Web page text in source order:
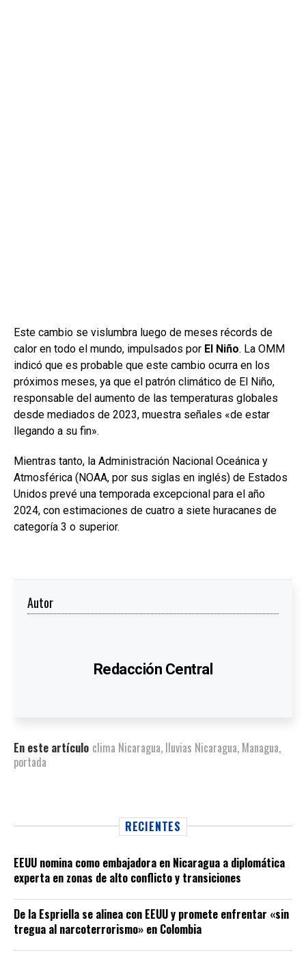
Este cambio se vislumbra luego de meses récords de
calor en todo el mundo, impulsados por El Niño. La OMM
indicó que es probable que este cambio ocurra en los
próximos meses, ya que el patrón climático de El Niño,
responsable del aumento de las temperaturas globales
desde mediados de 2023, muestra señales «de estar
llegando a su fin».
Mientras tanto, la Administración Nacional Oceánica y
Atmosférica (NOAA, por sus siglas en inglés) de Estados
Unidos prevé una temporada excepcional para el año
2024, con estimaciones de cuatro a siete huracanes de
categoría 3 o superior.
Autor
Redacción Central
En este artículo clima Nicaragua, lluvias Nicaragua, Managua,
portada
RECIENTES
EEUU nomina como embajadora en Nicaragua a diplomática
experta en zonas de alto conflicto y transiciones
De la Espriella se alinea con EEUU y promete enfrentar «sin
tregua al narcoterrorismo» en Colombia